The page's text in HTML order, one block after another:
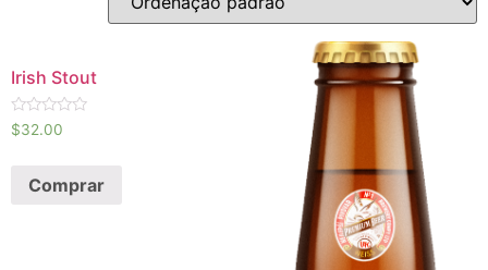
Irish Stout
Avaliação
0
$32.00
Comprar